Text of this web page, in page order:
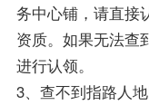
务中心铺，请直接
资质。如果无法查
进行认领。
3、查不到指路人